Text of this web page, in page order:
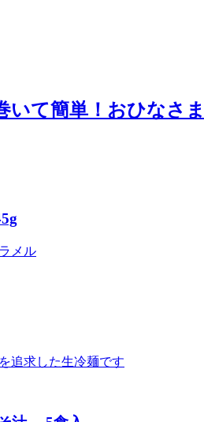
いて簡単！おひなさ
メル
追求した生冷麺です